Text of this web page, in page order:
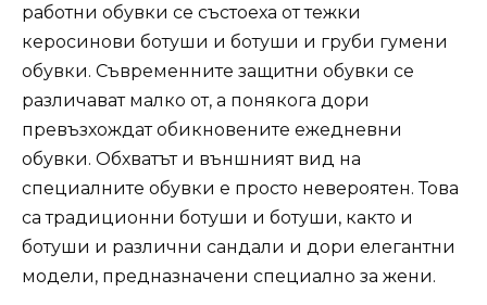
работни обувки се състоеха от тежки
керосинови ботуши и ботуши и груби гумени
обувки. Съвременните защитни обувки се
различават малко от, а понякога дори
превъзхождат обикновените ежедневни
обувки. Обхватът и външният вид на
специалните обувки е просто невероятен. Това
са традиционни ботуши и ботуши, както и
ботуши и различни сандали и дори елегантни
модели, предназначени специално за жени.